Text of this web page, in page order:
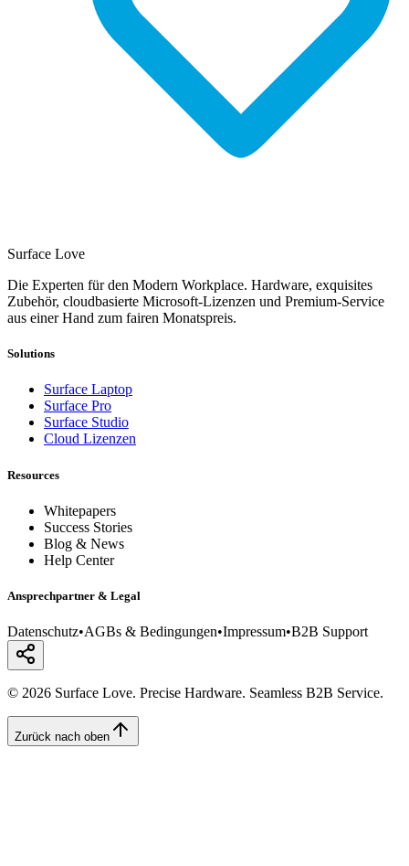
Surface Love
Die Experten für den Modern Workplace. Hardware, exquisites
Zubehör, cloudbasierte Microsoft-Lizenzen und Premium-Service
aus einer Hand zum fairen Monatspreis.
Solutions
Surface Laptop
Surface Pro
Surface Studio
Cloud Lizenzen
Resources
Whitepapers
Success Stories
Blog & News
Help Center
Ansprechpartner & Legal
Datenschutz•AGBs & Bedingungen•Impressum•B2B Support
© 2026 Surface Love. Precise Hardware. Seamless B2B Service.
Zurück nach oben